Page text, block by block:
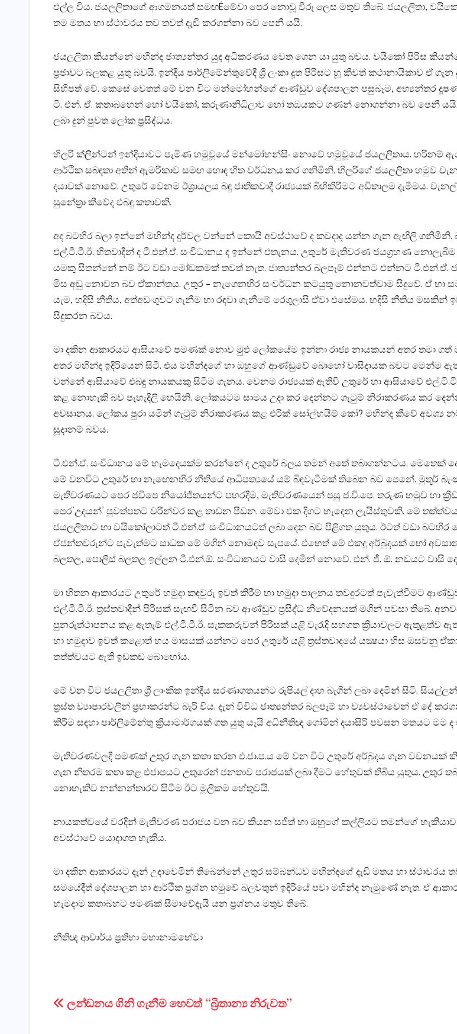
එල්ල විය. ජයලලිතාගේ ආගමනයත් සමඟÊමේවා පෙර නොවූ විරූ ලෙස මතුව තිබේ. ජයලලිතා,
තම මතය හා ස්‌ථාවරය තව තවත් දැඩි කරගන්නා බව පෙනී යයි.
ජයලලිතා කියන්නේ මහින්ද ජාත්‍යන්තර යුද අධිකරණය වෙත ගෙන යා යුතු බවය. වයිකෝ පිරිස
ප්‍රජාවට බලකළ යුතු බවයි. ඉන්දීය පාර්ලිමේන්තුවේදී ශ්‍රී ලංකා දූත පිරිසට හූ කීවත් කථානායිකාව ඒ
සිහිපත් වේ. කෙසේ වෙතත් මේ වන විට මන්මෝහන්ගේ ආණ්‌ඩුව දේශපාලන පසුබෑම, අභ්‍යන්තර
ටී. එන්. ඒ. කතාබහෙන් හෝ වයිකෝ, කරුණානිධිලාව හෝ තඹයකට ගණන් නොගන්නා බව පෙනී
ලබා දුන් පුවත ලෝක ප්‍රසිද්ධය.
හිලරි ක්‌ලින්ටන් ඉන්දියාවට පැමිණ හමුවූයේ මන්මෝහන්සිං නොවේ හමුවූයේ ජයලලිතාය. හරිනම්
ආර්ථික සබඳතා අතින් ඇමරිකාව සමඟ හොඳ හිත වර්ධනය කර ගනිමිනි. හිලරිගේ ජයලලිතා හමුව
දයාවක්‌ නොවේ. උතුරේ වෙනම ඊශ්‍රායලය බඳු ජාතිකවාදී රාජ්‍යයක්‌ බිහිකිරීමට අඩිතාලම දැමීමය.
සුනේත්‍රා කීවේද එබඳු කතාවකි.
අද බටහිර බලා ඉන්නේ මහින්ද දුර්වල වන්නේ කොයි අවස්‌ථාවේ ද කවදාද යන්න ගැන ඇඟිලි ගනිමිනි.
එල්.ටී.ටී.ඊ. හිතවාදීන් ද ටී.එන්.ඒ. සංවිධානය ද ඉන්නේ එතැනය. උතුරේ මැතිවරණ ජයග්‍රහණ
යමකු සිතන්නේ නම් ඊට වඩා මෝඩකමක්‌ තවත් නැත. ජාත්‍යන්තර බලපෑම් එන්නට එන්නට ටී.එන්.ඒ.
මිස අඩු නොවන බව ඒකාන්තය. උතුර – නැගෙනහිර සංවර්ධන කටයුතු නොනවත්වාම සිදුවේ. ඒ හා
යැම, හදිසි නීතිය, අත්අඩංගුවට ගැනීම හා රඳවා ගැනීමේ රෙගුලාසි ඒවා එසේමය. හදිසි නීතිය
සිදුකරන බවය.
මා දකින ආකාරයට ආසියාවේ පමණක්‌ නොව මුළු ලෝකයේම ඉන්නා රාජ්‍ය නායකයන් අතර තමා
අතර මහින්ද ඉදිරියෙන් සිටී. එය මහින්දගේ හා ඔහුගේ ආණ්‌ඩුවේ බොහෝ වාසිදායක බවට මෙන්ම
වන්නේ ආසියාවේ එබඳු නායකයකු සිටීම ගැනය. වෙනම රාජ්‍යයක්‌ ඇතිවී උතුරේ හා ආසියාවේ
කළ නොහැකි බව පැහැදිලි හෙයිනි. ලෝකයටම සාමය උදා කර දෙන්නට ගැටුම් නිරාකරණය කර
අවසානය. ලෝකය පුරා යමින් ගැටුම් නිරාකරණය කළ එරික්‌ සෝල්හයිම් කෝ? මහින්ද කීවේ අවශ්‍ය නම්
සූදානම් බවය.
ටී.එන්.ඒ. සංවිධානය මේ හැමදෙයක්‌ම කරන්නේ ද උතුරේ බලය තමන් අතේ තබාගන්නටය. මෙතෙක්‌
මේ වනවිට උතුරේ හා නැඟෙනහිර නීතියේ ආධිපත්‍යයේ යම් බිඳවැටීමක්‌ තිබෙන බව පෙනේ. මුතූර්
මැතිවරණයට පෙර ජවිපෙ නියෝජිතයන්ට පහරදීම, මැතිවරණයෙන් පසු ජ.වි.පෙ. තරුණ හමුව හා ක්‍රීඩා
පෙර’උදයන්’ පුවත්පතට වරින්වර කළ තාඩන පීඩන. මේවා එක දිගට හැදෙන ලැයි‍ස්‌තුවකි. මේ
ජයලලිතාට හා වයිකෝලාටත් ටී.එන්.ඒ. සංවිධානයටත් ලබා දෙන බව පිළිගත යුතුය. ඊටත් වඩා බටහිර
ඒජන්තවරුන්ට පැවැත්මට සාධක මේ මගින් නොමඳව සැපයේ. එහෙත් මේ එකදු අර්බුදයක්‌ හෝ
බලතල, පොලිස්‌ බලතල ඉල්ලන ටී.එන්.ඕ. සංවිධානයට වාසි දෙමින් නොවේ. එන්. ජී. ඕ. නඩයට වාසි
මා හිතන ආකාරයට උතුරේ හමුදා කඳවුරු ඉවත් කිරීම් හා හමුදා පාලනය තවදුරටත් පැවැත්වීමට
එල්.ටී.ටී.ඊ. ත්‍රස්‌තවාදීන් පිරිසක්‌ සැඟවී සිටින බව ආණ්‌ඩුව ප්‍රසිද්ධ නිවේදනයක්‌ මගින් පවසා තිබේ.
පුනරුත්ථාපනය කළ ඇතැම් එල්.ටී.ටී.ඊ. සැකකරුවන් පිරිසක්‌ යළි වැරැදි සහගත ක්‍රියාවලට ඇතුළත්ව
හා හමුදාව ඉවත් කළොත් හය මාසයක්‌ යන්නට පෙර උතුරේ යළි ත්‍රස්‌තවාදයේ යක්‍ෂයා හිස ඔසවනු
තත්ත්වයට ඇති ඉඩකඩ බොහෝය.
මේ වන විට ජයලලිතා ශ්‍රී ලාංකික ඉන්දීය සරණාගතයන්ට රුපියල් දාහ බැගින් ලබා දෙමින් සිටී.
ත්‍රස්‌ත ව්‍යාපාරවලින් ප්‍රභාකරන්ට බැරි විය. දැන් විවිධ ජාත්‍යන්තර බලපෑම් හා ව්‍යවස්‌ථාවෙන් ඒ
කිරීම සඳහා පාර්ලිමේන්තු ක්‍රියාමාර්ගයක්‌ ගත යුතු යෑයි අධිනීතිඥ ගෝමින් දයාසිරි පවසන මතයට මම
මැතිවරණවලදී පමණක්‌ උතුර ගැන කතා කරන එ.ජා.ප.ය මේ වන විට උතුරේ අර්බුදය ගැන
ගැන නිතරම කතා කළ එජාපයට උතුරෙන් ජනතාව පරාජයක්‌ ලබා දීමට හේතුවක්‌ තිබිය යුතුය. උතුර
නොහැකිව නන්නන්තාරව සිටීම ඊට මූලිකම හේතුවයි.
නායකත්වයේ වරදින් මැතිවරණ පරාජය වන බව කියන සජිත් හා ඔහුගේ කල්ලියට තමන්ගේ
අවස්‌ථාවේ යොදාගත හැකිය.
මා දකින ආකාරයට දැන් උදාවෙමින් තිබෙන්නේ උතුර සම්බන්ධව මහින්දගේ දැඩි මතය හා ස්‌ථාවරය
සමයේදීත් දේශපාලන හා ආර්ථික ප්‍රශ්න හමුවේ බලවතුන් ඉදිරියේ පවා මහින්ද නැමුණේ නැත. ඒ
හැමදාම කතාබහට පමණක්‌ සීමාවේදැයි යන ප්‍රශ්නය මතුව තිබේ.
නීතිඥ ආචාර්ය ප්‍රතිභා මහානාමහේවා
Post
ලන්ඩනය ගිනි ගැනීම හෙවත් “බ්‍රිතාන්‍ය නිරුවත”